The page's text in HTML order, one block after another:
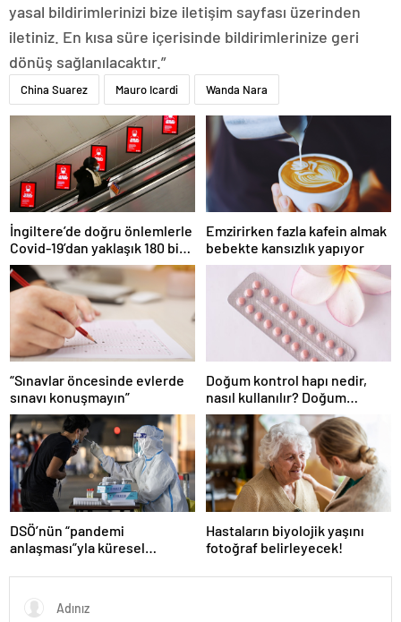
yasal bildirimlerinizi bize iletişim sayfası üzerinden
iletiniz. En kısa süre içerisinde bildirimlerinize geri
dönüş sağlanılacaktır.”
China Suarez Mauro Icardi Wanda Nara
İngiltere’de doğru önlemlerle
Covid-19’dan yaklaşık 180 bin
ölümün önlenmiş olabileceği
öne sürüldü
Emzirirken fazla kafein almak
bebekte kansızlık yapıyor
“Sınavlar öncesinde evlerde
sınavı konuşmayın”
Doğum kontrol hapı nedir,
nasıl kullanılır? Doğum
kontrol hapı ilişkiden ne
kadar önce alınmalı?
DSÖ’nün “pandemi
anlaşması”yla küresel
hedefleniyor
Hastaların biyolojik yaşını
fotoğraf belirleyecek!